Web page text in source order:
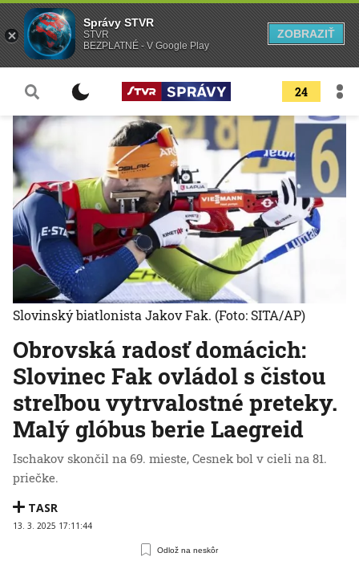
24
Obrovská radosť domácich:
Slovinec Fak ovládol s čistou
streľbou vytrvalostné preteky.
Malý glóbus berie Laegreid
Ischakov skončil na 69. mieste, Cesnek bol v cieli na 81.
priečke.
TASR
13. 3. 2025 17:11:44
Odlož na neskôr
Slovinský biatlonista Jakov Fak. (Foto: SITA/AP)
Správy STVR
STVR
BEZPLATNÉ - V Google Play
ZOBRAZIŤ